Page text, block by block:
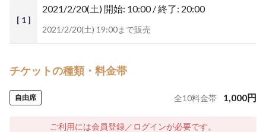
[ 1 ]
2021/2/20(土) 開始: 10:00 / 終了: 20:00
2021/2/20(土) 19:00まで販売
チケットの種類・料金帯
自由席 全10料金帯 1,000円
ご利用には会員登録／ログインが必要です。